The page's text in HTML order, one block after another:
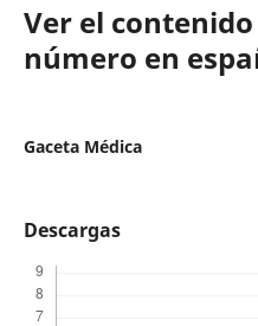
Ver el
número en
Gaceta Médica
Descargas